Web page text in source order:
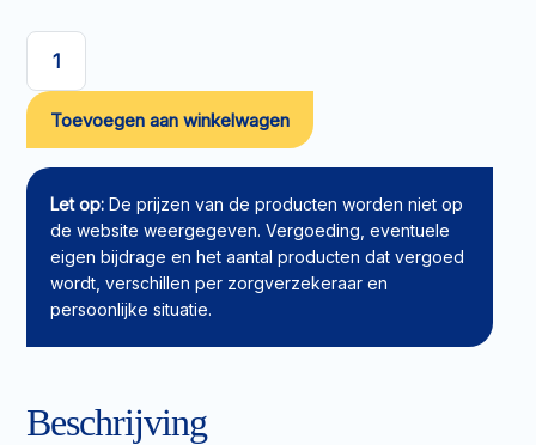
TENA
PROskin
Flex
Super
L
aantal
Toevoegen aan winkelwagen
Let op: De prijzen van de producten worden niet op
de website weergegeven. Vergoeding, eventuele
eigen bijdrage en het aantal producten dat vergoed
wordt, verschillen per zorgverzekeraar en
persoonlijke situatie.
Beschrijving